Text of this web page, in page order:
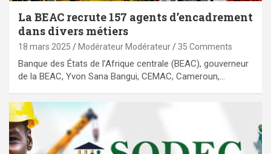
La BEAC recrute 157 agents d’encadrement
dans divers métiers
18 mars 2025 Modérateur Modérateur 35 Comments
Banque des États de l’Afrique centrale (BEAC), gouverneur
de la BEAC, Yvon Sana Bangui, CEMAC, Cameroun,…